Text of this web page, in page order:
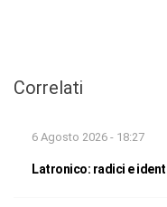
Correlati
6 Agosto 2026 - 18:27
Latronico: radici e